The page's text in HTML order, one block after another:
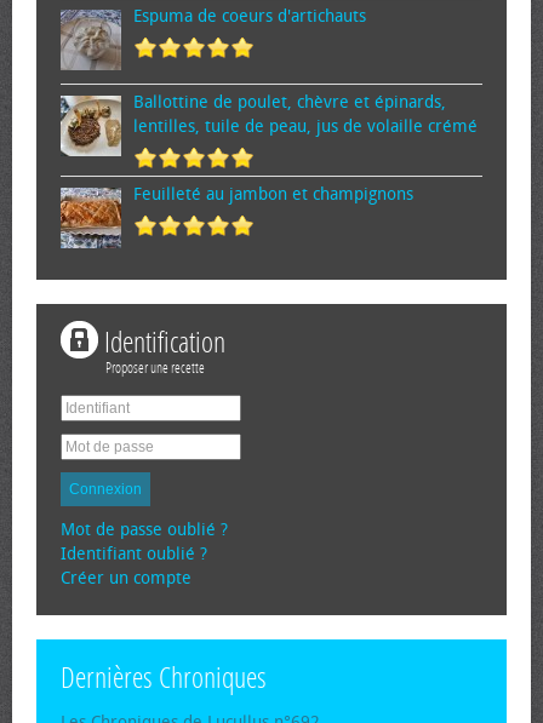
Espuma de cœurs d'artichauts
Ballottine de poulet, chèvre et épinards,
lentilles, tuile de peau, jus de volaille crémé
Feuilleté au jambon et champignons
Identification
Proposer une recette
Connexion
Mot de passe oublié ?
Identifiant oublié ?
Créer un compte
Dernières Chroniques